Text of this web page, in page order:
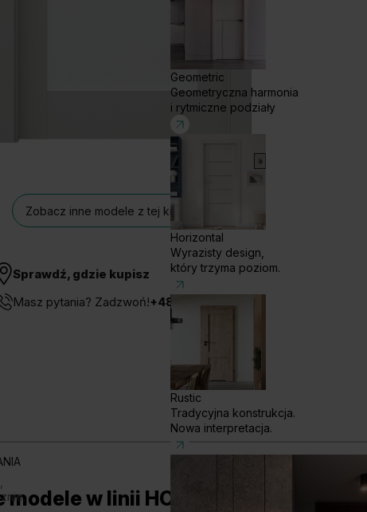
Geometric
Geometryczna harmonia
i rytmiczne podziały
Horizontal
Wyrazisty design,
który trzyma poziom.
Rustic
Tradycyjna konstrukcja.
Nowa interpretacja.
Zobacz inne modele z tej kolekcji
Sprawdź, gdzie kupisz
Masz pytania? Zadzwoń!+48 585 858 056
modele w linii HORIZONTAL